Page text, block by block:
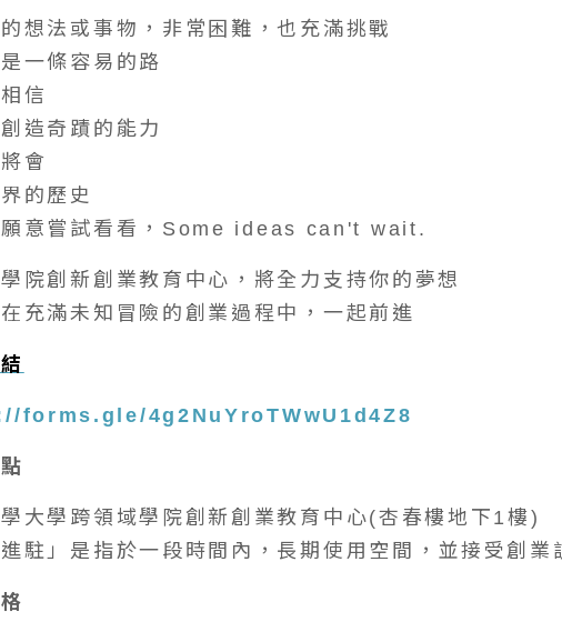
想法或事物，非常困難，也充滿挑戰
一條容易的路
信
造奇蹟的能力
會
的歷史
願意嘗試看看，Some ideas can't wait.
院創新創業教育中心，將全力支持你的夢想
充滿未知冒險的創業過程中，一起前進
forms.gle/4g2NuYroTWwU1d4Z8
大學跨領域學院創新創業教育中心(杏春樓地下1樓)
駐」是指於一段時間內，長期使用空間，並接受創業